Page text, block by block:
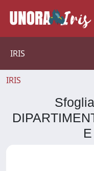
IRIS
IRIS